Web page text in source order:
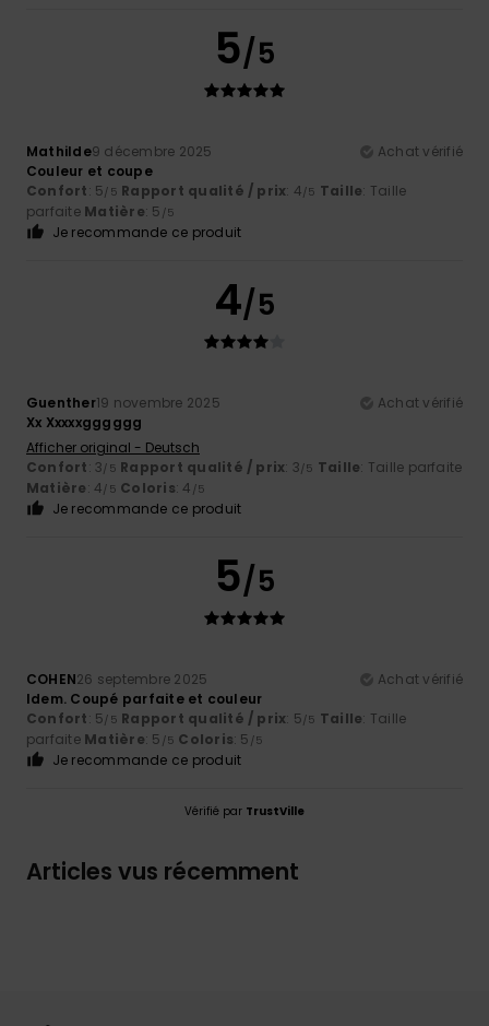
5/5
Mathilde9 décembre 2025
Achat vérifié
Couleur et coupe
Confort: 5/5 Rapport qualité / prix: 4/5 Taille: Taille
parfaite Matière: 5 /5
Je recommande ce produit
4/5
Guenther19 novembre 2025
Achat vérifié
Xx Xxxxxgggggg
Afficher original - Deutsch
Confort: 3/5 Rapport qualité / prix: 3/5 Taille: Taille parfaite
Matière: 4/5 Coloris: 4 /5
Je recommande ce produit
5/5
COHEN26 septembre 2025
Achat vérifié
Idem. Coupé parfaite et couleur
Confort: 5/5 Rapport qualité / prix: 5/5 Taille: Taille
parfaite Matière: 5 /5 Coloris: 5 /5
Je recommande ce produit
Vérifié par TrustVille
Articles vus récemment